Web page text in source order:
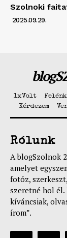
Szolnoki
2025.09.29.
1xVolt Felénk
Kérdezem
Rólunk
A blogSzolnok
amelyet
fotóz,
szeretné hol él.
kíváncsiak,
írom”.